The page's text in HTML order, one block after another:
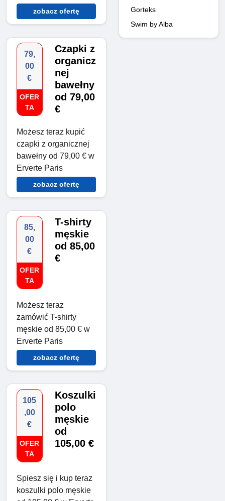
zobacz ofertę
79,
00
€
OFER
TA
Czapki z
organicz
nej
bawełny
od 79,00
€
Możesz teraz kupić
czapki z organicznej
bawełny od 79,00 € w
Erverte Paris
zobacz ofertę
85,
00
€
OFER
TA
T-shirty
męskie
od 85,00
€
Możesz teraz
zamówić T-shirty
męskie od 85,00 € w
Erverte Paris
zobacz ofertę
105
,00
€
OFER
TA
Koszulki
polo
męskie
od
105,00 €
Spiesz się i kup teraz
koszulki polo męskie
Gorteks
Swim by Alba